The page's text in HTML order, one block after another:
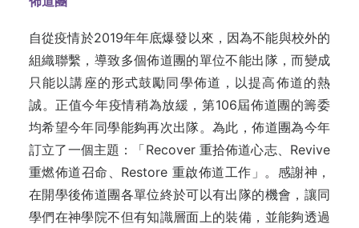
自從疫情於2019年年底爆發以來，因為不能與校外的
組織聯繫，導致多個佈道團的單位不能出隊，而變成
只能以講座的形式鼓勵同學佈道，以提高佈道的熱
誠。正值今年疫情稍為放緩，第106屆佈道團的籌委
均希望今年同學能夠再次出隊。為此，佈道團為今年
訂立了一個主題：「Recover 重拾佈道心志、Revive
重燃佈道召命、Restore 重啟佈道工作」。感謝神，
在開學後佈道團各單位終於可以有出隊的機會，讓同
學們在神學院不但有知識層面上的裝備，並能夠透過